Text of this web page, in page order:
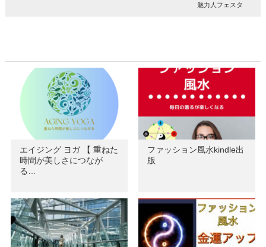
魅力人フェスタ
エイジング ヨガ 【 重ねた
時間が美しさにつなが
る…
ファッション風水kindle出
版